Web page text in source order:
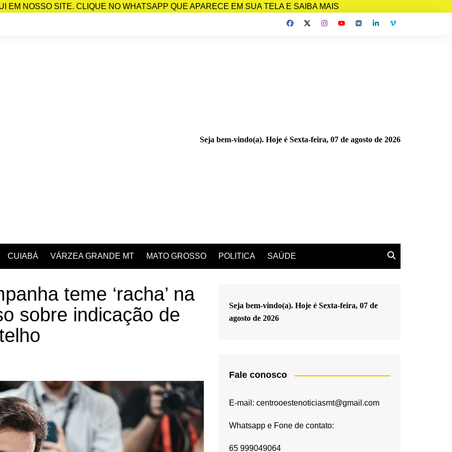
EM NOSSO SITE. CLIQUE NO WHATSAPP QUE APARECE EM SUA TELA E SAIBA MAIS
Seja bem-vindo(a). Hoje é Sexta-feira, 07 de agosto de 2026
CUIABÁ VÁRZEA GRANDE MT MATO GROSSO POLITICA SAÚDE
teme ‘racha’ na
sobre indicação de
Seja bem-vindo(a). Hoje é Sexta-feira, 07 de
agosto de 2026
Fale conosco
E-mail: centrooestenoticiasmt@gmail.com
Whatsapp e Fone de contato:
65 999049064